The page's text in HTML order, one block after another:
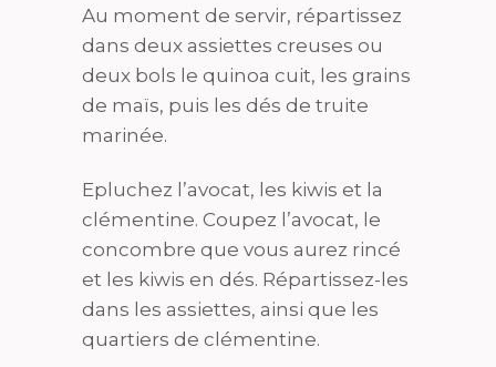
Au moment de servir, répartissez
dans deux assiettes creuses ou
deux bols le quinoa cuit, les grains
de maïs, puis les dés de truite
marinée.
Epluchez l’avocat, les kiwis et la
clémentine. Coupez l’avocat, le
concombre que vous aurez rincé
et les kiwis en dés. Répartissez-les
dans les assiettes, ainsi que les
quartiers de clémentine.